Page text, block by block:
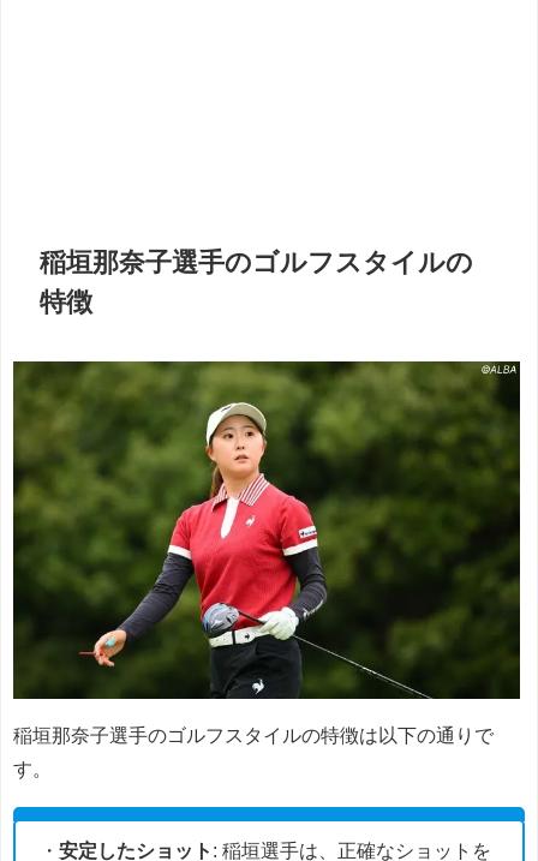
稲垣那奈子選手のゴルフスタイルの
特徴
稲垣那奈子選手のゴルフスタイルの特徴は以下の通りで
す。
・ 安定したショット : 稲垣選手は、正確なショットを